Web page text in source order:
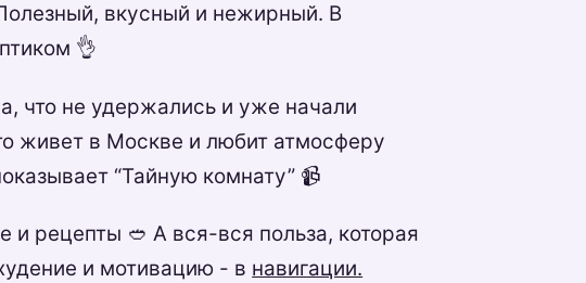
вкусный и нежирный. В
👌
что не удержались и уже начали
живет в Москве и любит атмосферу
“Тайную комнату” 📹
рецепты 🥙 А вся-вся польза, которая
и мотивацию - в навигации.